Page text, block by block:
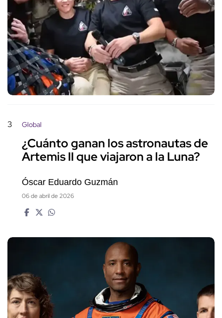
3 Global
¿Cuánto ganan los astronautas de
Artemis II que viajaron a la Luna?
Óscar Eduardo Guzmán
06 de abril de 2026